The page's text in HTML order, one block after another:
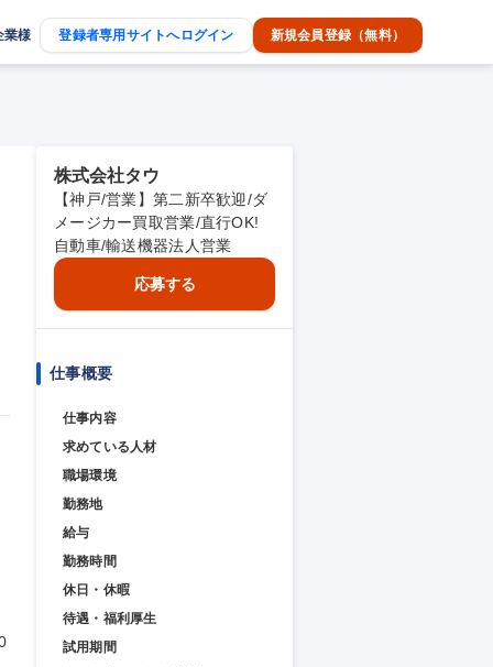
業様 登録者専用サイトへログイン 新規会員登録（無料）
株式会社タウ
【神戸/営業】第二新卒歓迎/ダ
メージカー買取営業/直行OK!
自動車/輸送機器法人営業
応募する
仕事概要
仕事内容
求めている人材
職場環境
勤務地
給与
勤務時間
休日・休暇
待遇・福利厚生
試用期間